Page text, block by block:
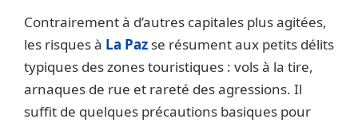
Contrairement à d’autres capitales plus agitées,
les risques à La Paz se résument aux petits délits
typiques des zones touristiques : vols à la tire,
arnaques de rue et rareté des agressions. Il
suffit de quelques précautions basiques pour